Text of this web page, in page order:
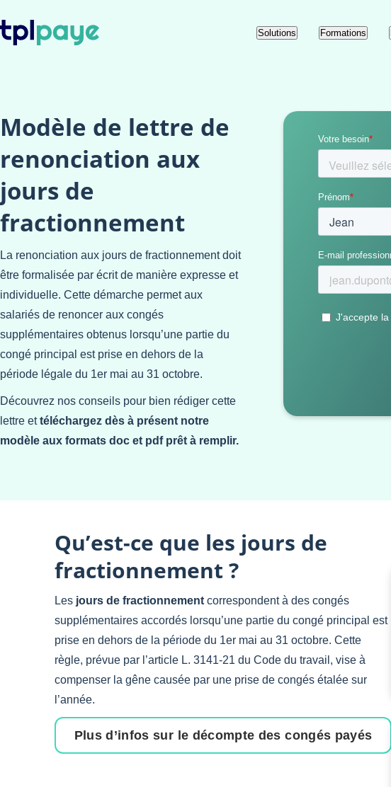
to
contenu
Solutions Formations
Modèle de lettre de
renonciation aux
jours de
fractionnement
La renonciation aux jours de fractionnement doit
être formalisée par écrit de manière expresse et
individuelle. Cette démarche permet aux
salariés de renoncer aux congés
supplémentaires obtenus lorsqu’une partie du
congé principal est prise en dehors de la
période légale du 1er mai au 31 octobre.
Découvrez nos conseils pour bien rédiger cette
lettre ettéléchargez dès à présent notre
modèle aux formats doc et pdf prêt à remplir.
Qu’est-ce que les jours de
fractionnement ?
Les jours de fractionnementcorrespondent à des congés
supplémentaires accordés lorsqu’une partie du congé principal est
prise en dehors de la période du 1er mai au 31 octobre. Cette
règle, prévue par l’article L. 3141-21 du Code du travail, vise à
compenser la gêne causée par une prise de congés étalée sur
l’année.
Plus d’infos sur le décompte des congés payés